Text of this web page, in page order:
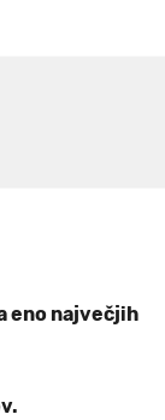
eno največjih